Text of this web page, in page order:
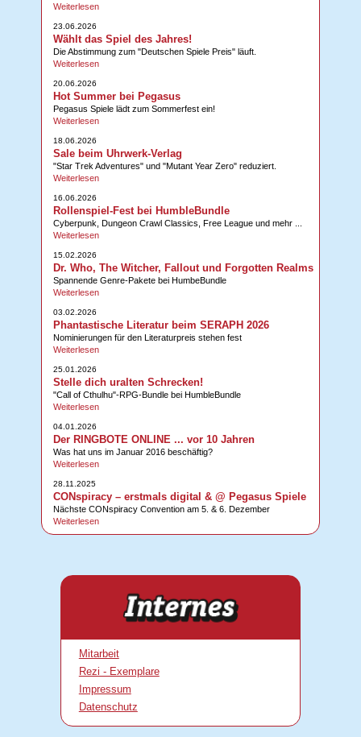
Weiterlesen
23.06.2026
Wählt das Spiel des Jahres!
Die Abstimmung zum "Deutschen Spiele Preis" läuft.
Weiterlesen
20.06.2026
Hot Summer bei Pegasus
Pegasus Spiele lädt zum Sommerfest ein!
Weiterlesen
18.06.2026
Sale beim Uhrwerk-Verlag
"Star Trek Adventures" und "Mutant Year Zero" reduziert.
Weiterlesen
16.06.2026
Rollenspiel-Fest bei HumbleBundle
Cyberpunk, Dungeon Crawl Classics, Free League und mehr ...
Weiterlesen
15.02.2026
Dr. Who, The Witcher, Fallout und Forgotten Realms
Spannende Genre-Pakete bei HumbeBundle
Weiterlesen
03.02.2026
Phantastische Literatur beim SERAPH 2026
Nominierungen für den Literaturpreis stehen fest
Weiterlesen
25.01.2026
Stelle dich uralten Schrecken!
"Call of Cthulhu"-RPG-Bundle bei HumbleBundle
Weiterlesen
04.01.2026
Der RINGBOTE ONLINE ... vor 10 Jahren
Was hat uns im Januar 2016 beschäftig?
Weiterlesen
28.11.2025
CONspiracy – erstmals digital & @ Pegasus Spiele
Nächste CONspiracy Convention am 5. & 6. Dezember
Weiterlesen
Mitarbeit
Rezi - Exemplare
Impressum
Datenschutz